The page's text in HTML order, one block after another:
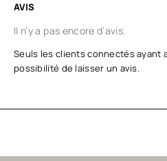
AVIS
Il n’y a pas encore d’avis.
Seuls les clients connectés ayant
possibilité de laisser un avis.